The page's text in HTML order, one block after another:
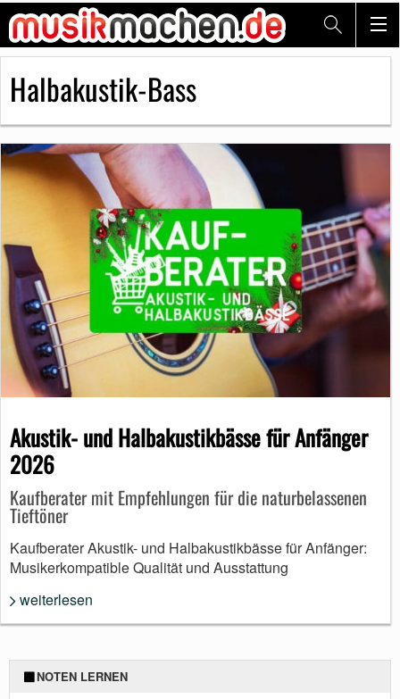
Halbakustik-Bass
Akustik- und Halbakustikbässe für Anfänger
2026
Kaufberater mit Empfehlungen für die naturbelassenen
Tieftöner
Kaufberater Akustik- und Halbakustikbässe für Anfänger:
Musikerkompatible Qualität und Ausstattung
weiterlesen
NOTEN LERNEN